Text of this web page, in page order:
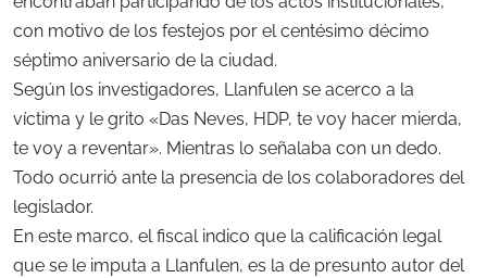
con motivo de los festejos por el centésimo décimo
séptimo aniversario de la ciudad.
Según los investigadores, Llanfulen se acerco a la
víctima y le grito «Das Neves, HDP, te voy hacer mierda,
te voy a reventar». Mientras lo señalaba con un dedo.
Todo ocurrió ante la presencia de los colaboradores del
legislador.
En este marco, el fiscal indico que la calificación legal
que se le imputa a Llanfulen, es la de presunto autor del